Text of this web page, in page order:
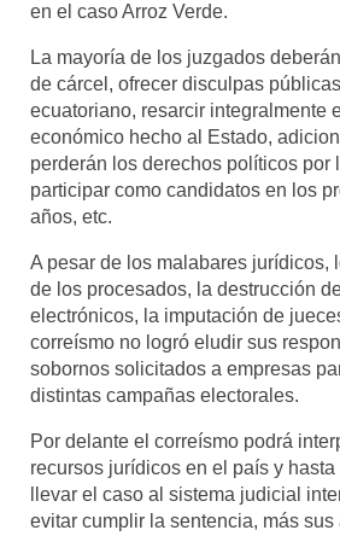
Aula Virtual
en el caso Arroz Verde.
La mayoría de los juzgados
de cárcel, ofrecer disculpas
ecuatoriano, resarcir integralmente
económico hecho al Estado,
perderán los derechos políticos por
participar como candidatos en los
años, etc.
A pesar de los malabares jurídicos,
de los procesados, la destrucción
electrónicos, la imputación de
correísmo no logró eludir sus
sobornos solicitados a empresas
distintas campañas electorales.
Por delante el correísmo podrá
recursos jurídicos en el país y
llevar el caso al sistema judicial
evitar cumplir la sentencia, más sus